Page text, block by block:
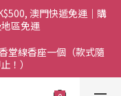
澳門快遞免運｜購
區免運
堂線香座一個（款式隨
！）